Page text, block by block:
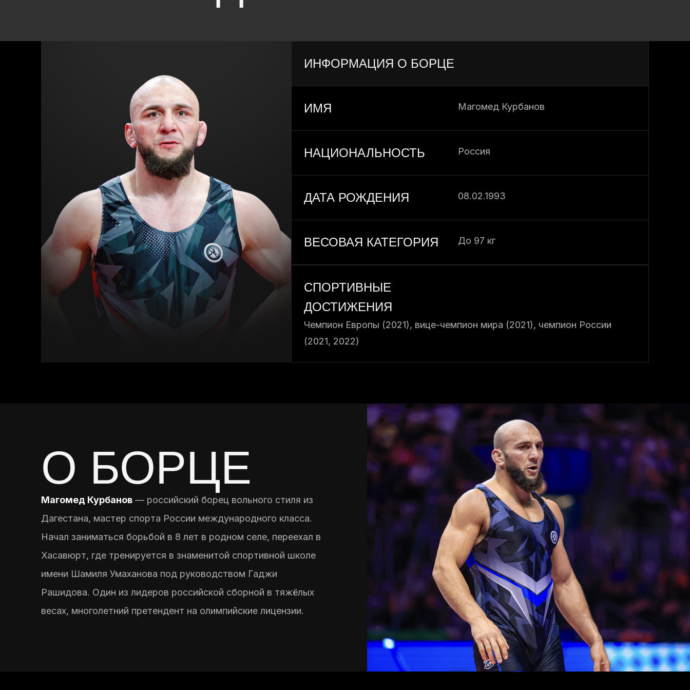
ИНФОРМАЦИЯ О БОРЦЕ
ИМЯ Магомед Курбанов
НАЦИОНАЛЬНОСТЬ Россия
ДАТА РОЖДЕНИЯ 08.02.1993
ВЕСОВАЯ КАТЕГОРИЯ До 97 кг
СПОРТИВНЫЕ
ДОСТИЖЕНИЯ
Чемпион Европы (2021), вице-чемпион мира (2021), чемпион России
(2021, 2022)
О БОРЦЕ
Магомед Курбанов — российский борец вольного стиля из
Дагестана, мастер спорта России международного класса.
Начал заниматься борьбой в 8 лет в родном селе, переехал в
Хасавюрт, где тренируется в знаменитой спортивной школе
имени Шамиля Умаханова под руководством Гаджи
Рашидова. Один из лидеров российской сборной в тяжёлых
весах, многолетний претендент на олимпийские лицензии.